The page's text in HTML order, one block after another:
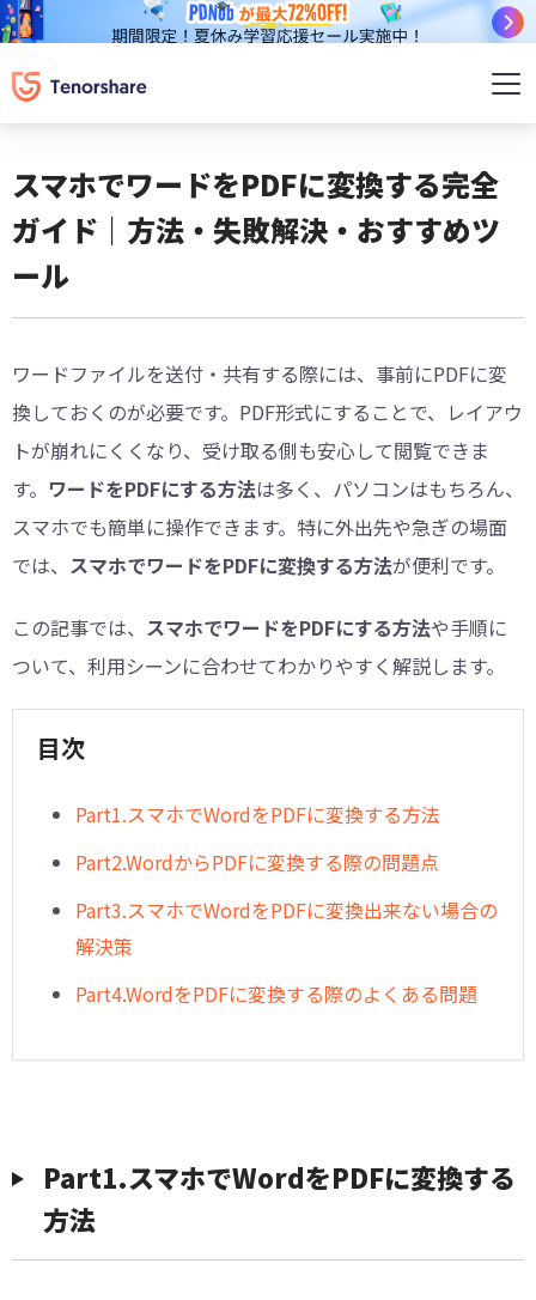
スマホでワードをPDFに変換する完全
ガイド｜方法・失敗解決・おすすめツ
ール
ワードファイルを送付・共有する際には、事前にPDFに変
換しておくのが必要です。PDF形式にすることで、レイアウ
トが崩れにくくなり、受け取る側も安心して閲覧できま
す。 ワードをPDFにする方法は多く、パソコンはもちろん、
スマホでも簡単に操作できます。特に外出先や急ぎの場面
では、 スマホでワードをPDFに変換する方法が便利です。
この記事では、 スマホでワードをPDFにする方法や手順に
ついて、利用シーンに合わせてわかりやすく解説します。
目次
Part1.スマホでWordをPDFに変換する方法
Part2.WordからPDFに変換する際の問題点
Part3.スマホでWordをPDFに変換出来ない場合の
解決策
Part4.WordをPDFに変換する際のよくある問題
Part1.スマホでWordをPDFに変換する
方法